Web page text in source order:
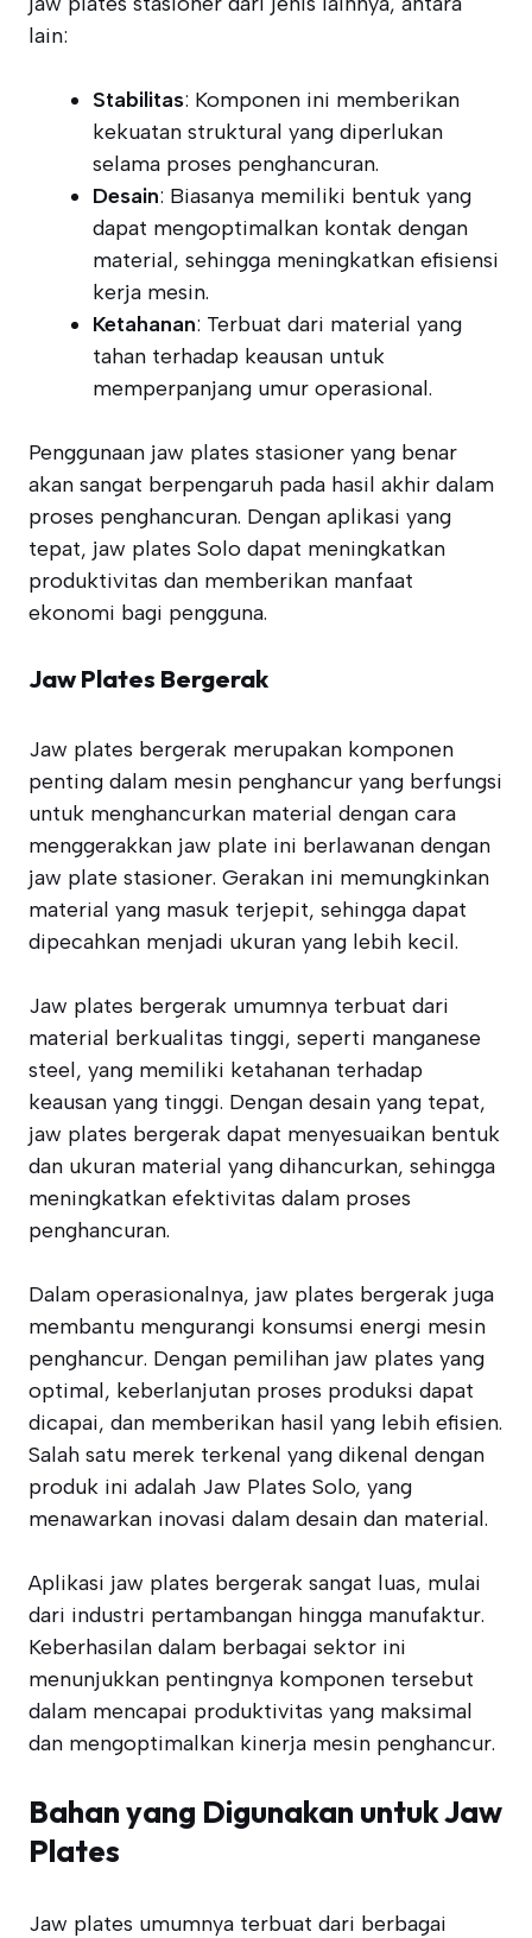
lain:
Stabilitas: Komponen ini memberikan
kekuatan struktural yang diperlukan
selama proses penghancuran.
Desain: Biasanya memiliki bentuk yang
dapat mengoptimalkan kontak dengan
material, sehingga meningkatkan efisiensi
kerja mesin.
Ketahanan: Terbuat dari material yang
tahan terhadap keausan untuk
memperpanjang umur operasional.
Penggunaan jaw plates stasioner yang benar
akan sangat berpengaruh pada hasil akhir dalam
proses penghancuran. Dengan aplikasi yang
tepat, jaw plates Solo dapat meningkatkan
produktivitas dan memberikan manfaat
ekonomi bagi pengguna.
Jaw Plates Bergerak
Jaw plates bergerak merupakan komponen
penting dalam mesin penghancur yang berfungsi
untuk menghancurkan material dengan cara
menggerakkan jaw plate ini berlawanan dengan
jaw plate stasioner. Gerakan ini memungkinkan
material yang masuk terjepit, sehingga dapat
dipecahkan menjadi ukuran yang lebih kecil.
Jaw plates bergerak umumnya terbuat dari
material berkualitas tinggi, seperti manganese
steel, yang memiliki ketahanan terhadap
keausan yang tinggi. Dengan desain yang tepat,
jaw plates bergerak dapat menyesuaikan bentuk
dan ukuran material yang dihancurkan, sehingga
meningkatkan efektivitas dalam proses
penghancuran.
Dalam operasionalnya, jaw plates bergerak juga
membantu mengurangi konsumsi energi mesin
penghancur. Dengan pemilihan jaw plates yang
optimal, keberlanjutan proses produksi dapat
dicapai, dan memberikan hasil yang lebih efisien.
Salah satu merek terkenal yang dikenal dengan
produk ini adalah Jaw Plates Solo, yang
menawarkan inovasi dalam desain dan material.
Aplikasi jaw plates bergerak sangat luas, mulai
dari industri pertambangan hingga manufaktur.
Keberhasilan dalam berbagai sektor ini
menunjukkan pentingnya komponen tersebut
dalam mencapai produktivitas yang maksimal
dan mengoptimalkan kinerja mesin penghancur.
Bahan yang Digunakan untuk Jaw
Plates
Jaw plates umumnya terbuat dari berbagai